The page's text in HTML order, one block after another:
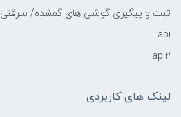
ثبت و پیگیری گوشی های گمشده/ سرقتی
api
api2
لینک های کاربردی